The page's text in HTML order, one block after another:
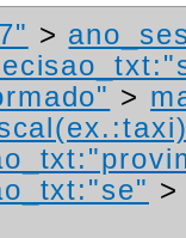
>
>
>